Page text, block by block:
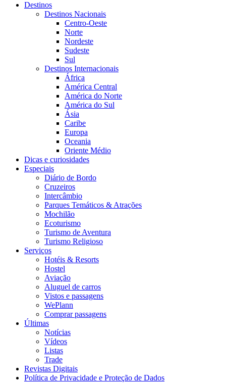
Destinos
Destinos Nacionais
Centro-Oeste
Norte
Nordeste
Sudeste
Sul
Destinos Internacionais
África
América Central
América do Norte
América do Sul
Ásia
Caribe
Europa
Oceania
Oriente Médio
Dicas e curiosidades
Especiais
Diário de Bordo
Cruzeiros
Intercâmbio
Parques Temáticos & Atrações
Mochilão
Ecoturismo
Turismo de Aventura
Turismo Religioso
Serviços
Hotéis & Resorts
Hostel
Aviação
Aluguel de carros
Vistos e passagens
WePlann
Comprar passagens
Últimas
Notícias
Vídeos
Listas
Trade
Revistas Digitais
Política de Privacidade e Proteção de Dados